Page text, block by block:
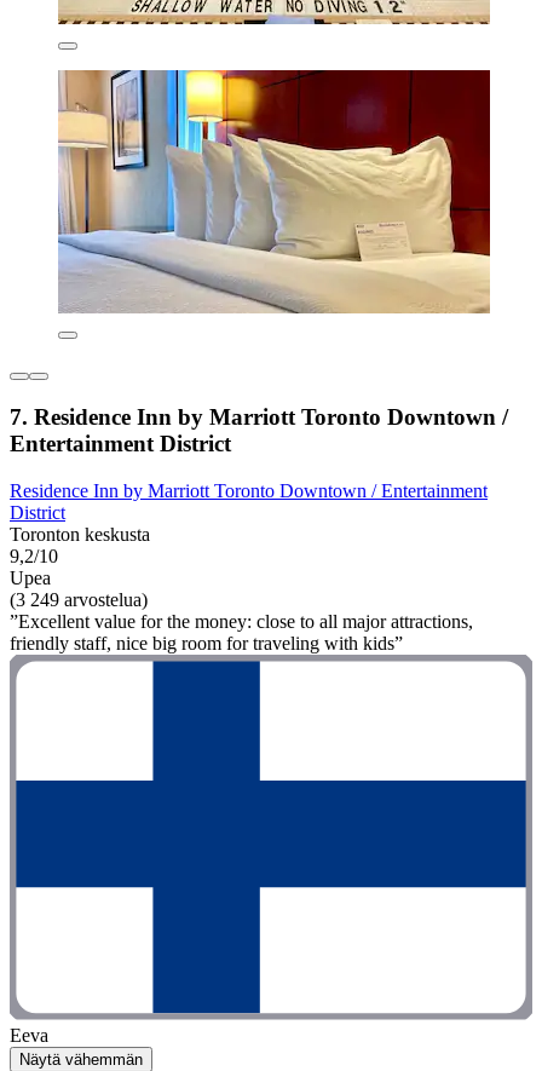
7. Residence Inn by Marriott Toronto Downtown /
Entertainment District
Residence Inn by Marriott Toronto Downtown / Entertainment
District
Toronton keskusta
9,2/10
Upea
(3 249 arvostelua)
”Excellent value for the money: close to all major attractions,
friendly staff, nice big room for traveling with kids”
Eeva
Näytä vähemmän